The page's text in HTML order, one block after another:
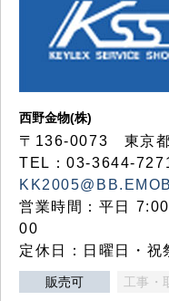
西野金物(株)
〒136-0073 東京
TEL：
営業時間：平日
00
定休日：日曜日・祝
販売可 工事・